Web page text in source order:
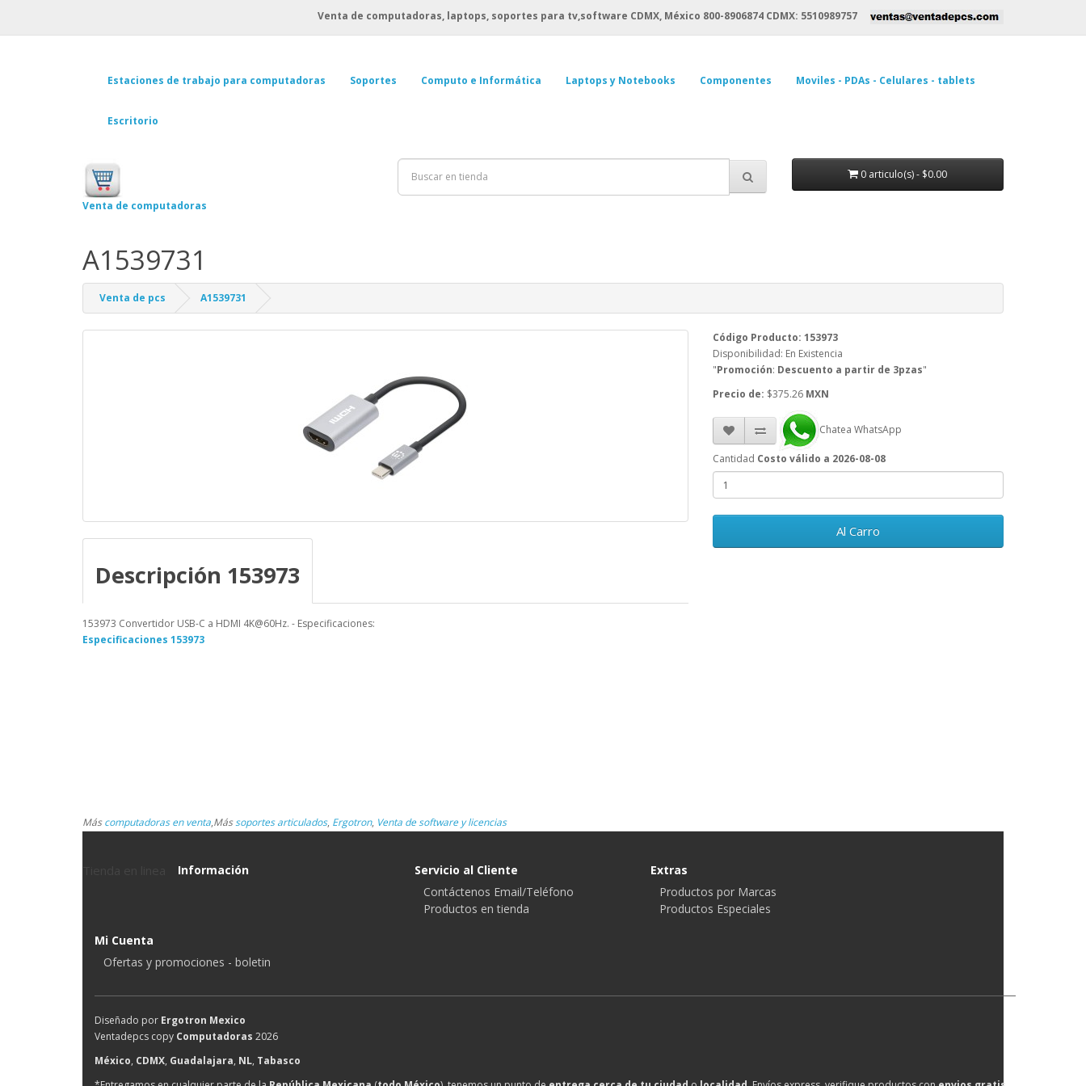
Venta de computadoras, laptops, soportes para tv,software CDMX, México 800-8906874 CDMX: 5510989757
Estaciones de trabajo para computadoras Soportes Computo e Informática Laptops y Notebooks Componentes Moviles - PDAs - Celulares - tablets
Escritorio
Venta de computadoras
0 articulo(s) - $0.00
A1539731
Venta de pcs A1539731
Descripción 153973
153973 Convertidor USB-C a HDMI 4K@60Hz. - Especificaciones:
Código Producto: 153973
Disponibilidad: En Existencia
"Promoción: Descuento a partir de 3pzas"
Precio de: $375.26 MXN
Chatea WhatsApp
Cantidad Costo válido a 2026-08-08
Al Carro
Especificaciones 153973
Máscomputadoras en venta,Mássoportes articulados, Ergotron, Venta de software y licencias
Información
Servicio al Cliente
Contáctenos Email/Teléfono
Productos en tienda
Extras
Productos por Marcas
Productos Especiales
Mi Cuenta
Ofertas y promociones - boletin
Diseñado por Ergotron Mexico
Ventadepcs copy Computadoras 2026
México, CDMX, Guadalajara, NL, Tabasco